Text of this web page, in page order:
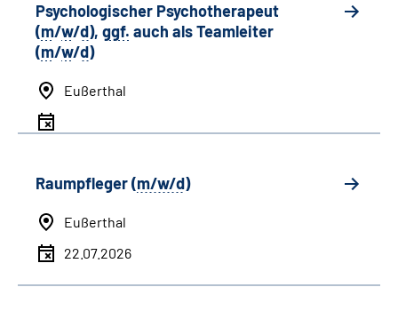
Psychologischer Psychotherapeut
(m/w/d), ggf. auch alsTeamleiter
(m/w/d)
Eußerthal
Raumpfleger (m/w/d)
Eußerthal
22.07.2026